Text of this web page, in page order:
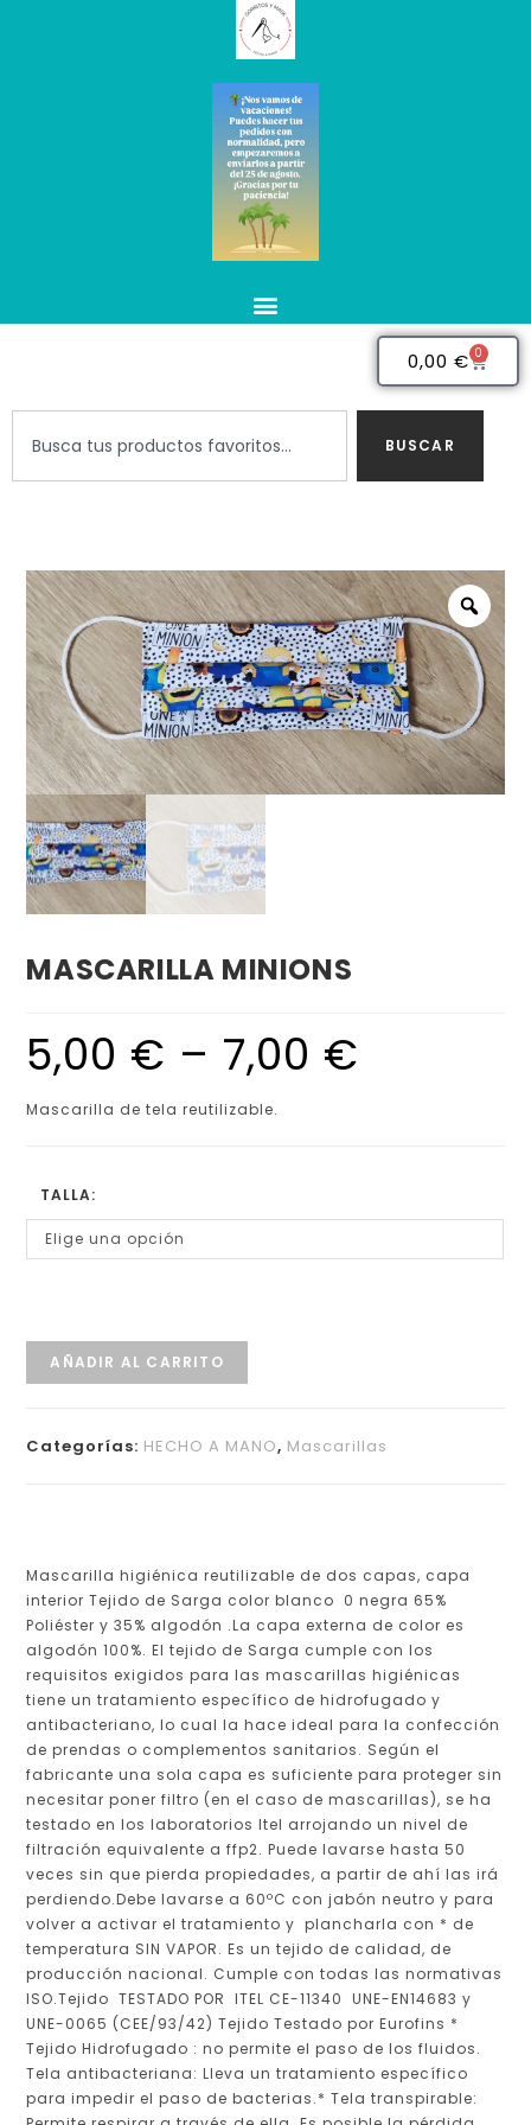
0,00 € 0
BUSCAR
MASCARILLA MINIONS
5,00 € – 7,00 €
Mascarilla de tela reutilizable.
TALLA:
Elige una opción
AÑADIR AL CARRITO
Categorías: HECHO A MANO, Mascarillas
Mascarilla higiénica reutilizable de dos capas, capa
interior Tejido de Sarga color blanco 0 negra 65%
Poliéster y 35% algodón .La capa externa de color es
algodón 100%. El tejido de Sarga cumple con los
requisitos exigidos para las mascarillas higiénicas
tiene un tratamiento específico de hidrofugado y
antibacteriano, lo cual la hace ideal para la confección
de prendas o complementos sanitarios. Según el
fabricante una sola capa es suficiente para proteger sin
necesitar poner filtro (en el caso de mascarillas), se ha
testado en los laboratorios Itel arrojando un nivel de
filtración equivalente a ffp2. Puede lavarse hasta 50
veces sin que pierda propiedades, a partir de ahí las irá
perdiendo.Debe lavarse a 60ºC con jabón neutro y para
volver a activar el tratamiento y plancharla con * de
temperatura SIN VAPOR. Es un tejido de calidad, de
producción nacional. Cumple con todas las normativas
ISO.Tejido TESTADO POR ITEL CE-11340 UNE-EN14683 y
UNE-0065 (CEE/93/42) Tejido Testado por Eurofins *
Tejido Hidrofugado : no permite el paso de los fluidos.
Tela antibacteriana: Lleva un tratamiento específico
para impedir el paso de bacterias.* Tela transpirable: